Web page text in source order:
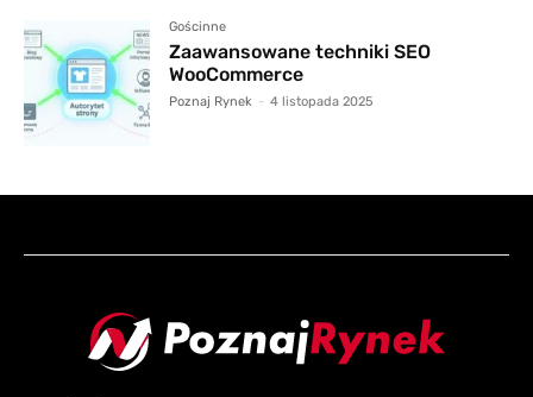
Gościnne
Zaawansowane techniki SEO
WooCommerce
Poznaj Rynek - 4 listopada 2025